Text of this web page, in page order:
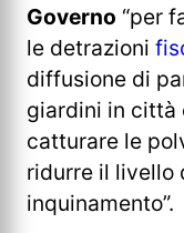
Governo “per
le detrazioni
diffusione di
giardini in città
catturare le
ridurre il livello
inquinamento”.